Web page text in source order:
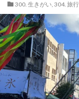
300. 生きがい, 304. 旅